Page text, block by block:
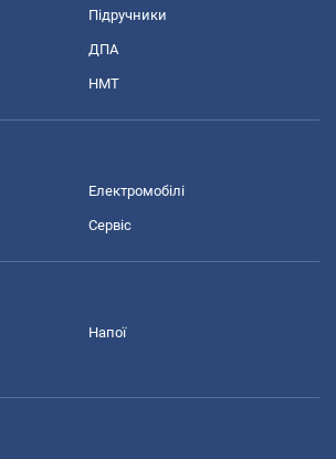
Підручники
ДПА
НМТ
Електромобілі
Сервіс
Напої